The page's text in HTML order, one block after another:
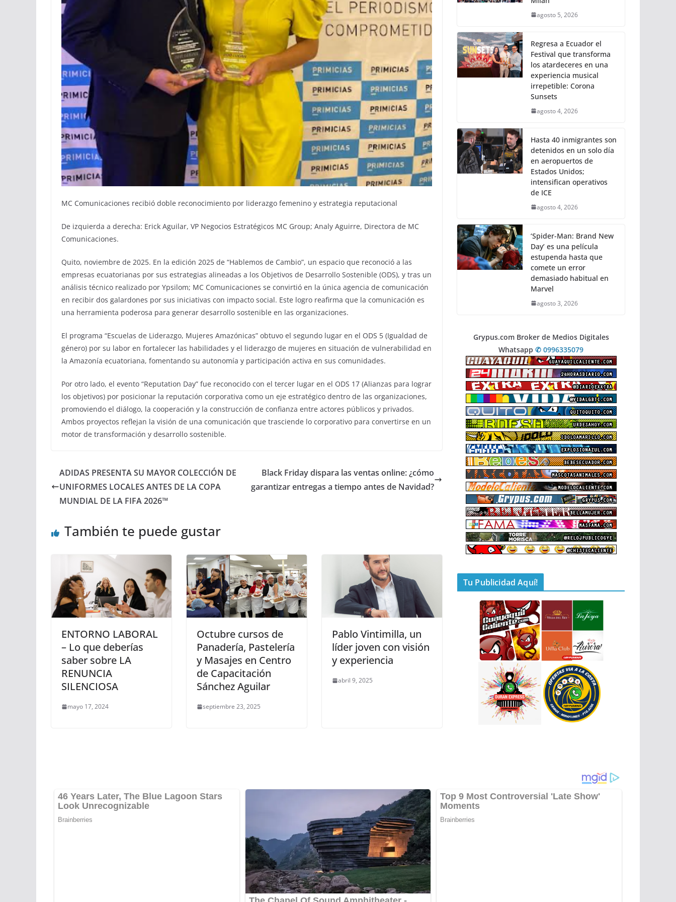
MC Comunicaciones recibió doble reconocimiento por liderazgo femenino y estrategia reputacional
De izquierda a derecha: Erick Aguilar, VP Negocios Estratégicos MC Group; Analy Aguirre, Directora de MC
Comunicaciones.
Quito, noviembre de 2025. En la edición 2025 de “Hablemos de Cambio”, un espacio que reconoció a las
empresas ecuatorianas por sus estrategias alineadas a los Objetivos de Desarrollo Sostenible (ODS), y tras un
análisis técnico realizado por Ypsilom; MC Comunicaciones se convirtió en la única agencia de comunicación
en recibir dos galardones por sus iniciativas con impacto social. Este logro reafirma que la comunicación es
una herramienta poderosa para generar desarrollo sostenible en las organizaciones.
El programa “Escuelas de Liderazgo, Mujeres Amazónicas” obtuvo el segundo lugar en el ODS 5 (Igualdad de
género) por su labor en fortalecer las habilidades y el liderazgo de mujeres en situación de vulnerabilidad en
la Amazonía ecuatoriana, fomentando su autonomía y participación activa en sus comunidades.
Por otro lado, el evento “Reputation Day” fue reconocido con el tercer lugar en el ODS 17 (Alianzas para lograr
los objetivos) por posicionar la reputación corporativa como un eje estratégico dentro de las organizaciones,
promoviendo el diálogo, la cooperación y la construcción de confianza entre actores públicos y privados.
Ambos proyectos reflejan la visión de una comunicación que trasciende lo corporativo para convertirse en un
motor de transformación y desarrollo sostenible.
ADIDAS PRESENTA SU MAYOR COLECCIÓN DE
UNIFORMES LOCALES ANTES DE LA COPA
MUNDIAL DE LA FIFA 2026™
Black Friday dispara las ventas online: ¿cómo
garantizar entregas a tiempo antes de Navidad?
También te puede gustar
ENTORNO LABORAL
– Lo que deberías
saber sobre LA
RENUNCIA
SILENCIOSA
mayo 17, 2024
Octubre cursos de
Panadería, Pastelería
y Masajes en Centro
de Capacitación
Sánchez Aguilar
septiembre 23, 2025
Pablo Vintimilla, un
líder joven con visión
y experiencia
abril 9, 2025
agosto 5, 2026
Regresa a Ecuador el
Festival que transforma
los atardeceres en una
experiencia musical
irrepetible: Corona
Sunsets
agosto 4, 2026
Hasta 40 inmigrantes son
detenidos en un solo día
en aeropuertos de
Estados Unidos;
intensifican operativos
de ICE
agosto 4, 2026
‘Spider-Man: Brand New
Day’ es una película
estupenda hasta que
comete un error
demasiado habitual en
Marvel
agosto 3, 2026
Grypus.com Broker de Medios Digitales
Whatsapp ✆ 0996335079
Tu Publicidad Aquí!